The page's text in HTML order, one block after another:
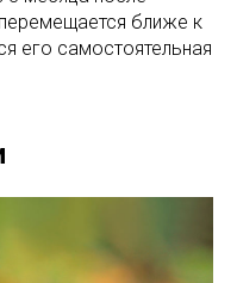
ближе к
его самостоятельная